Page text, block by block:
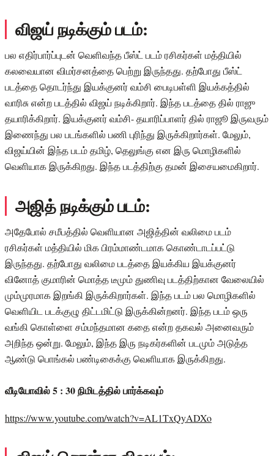
விஜய் நடிக்கும் படம்:
பல எதிர்பார்ப்புடன் வெளிவந்த பீஸ்ட் படம் ரசிகர்கள் மத்தியில்
கலவையான விமர்சனத்தை பெற்று இருந்தது. தற்போது பீஸ்ட்
படத்தை தொடர்ந்து இயக்குனர் வம்சி பைடிபள்ளி இயக்கத்தில்
வாரிசு என்ற படத்தில் விஜய் நடிக்கிறார். இந்த படத்தை தில் ராஜு
தயாரிக்கிறார். இயக்குனர் வம்சி- தயாரிப்பாளர் தில் ராஜூ இருவரும்
இணைந்து பல படங்களில் பணி புரிந்து இருக்கிறார்கள். மேலும்,
விஜய்யின் இந்த படம் தமிழ், தெலுங்கு என இரு மொழிகளில்
வெளியாக இருக்கிறது. இந்த படத்திற்கு தமன் இசையமைகிறார்.
அஜித் நடிக்கும் படம்:
அதேபோல் சமீபத்தில் வெளியான அஜித்தின் வலிமை படம்
ரசிகர்கள் மத்தியில் மிக பிரம்மாண்டமாக கொண்டாடப்பட்டு
இருந்தது. தற்போது வலிமை படத்தை இயக்கிய இயக்குனர்
வினோத் குமாரின் மொத்த டீமும் துணிவு படத்திற்கான வேலையில்
மும்முரமாக இறங்கி இருக்கிறார்கள். இந்த படம் பல மொழிகளில்
வெளியிட படக்குழு திட்டமிட்டு இருக்கின்றனர். இந்த படம் ஒரு
வங்கி கொள்ளை சம்மந்தமான கதை என்ற தகவல் அனைவரும்
அறிந்த ஒன்று. மேலும், இந்த இரு நடிகர்களின் படமும் அடுத்த
ஆண்டு பொங்கல் பண்டிகைக்கு வெளியாக இருக்கிறது.
வீடியோவில் 5 : 30 நிமிடத்தில் பார்க்கவும்
https://www.youtube.com/watch?v=AL1TxQyADXo